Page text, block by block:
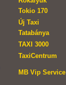
Tokio 170
Új Taxi
Tatabánya
TAXI 3000
TaxiCentrum
MB Vip Service